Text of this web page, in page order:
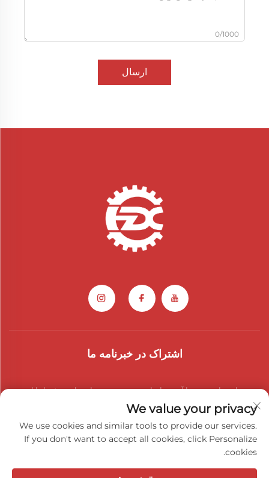
0/1000
ارسال
اشتراک در خبرنامه ما
به خبرنامه ما بپیوندید تا آخرین اخبار صنعت، به‌روزرسانی‌ها و بینش‌ها را از تیم
ما دریافت کنید.
We value your privacy
We use cookies and similar tools to provide our services.
If you don't want to accept all cookies, click Personalize
cookies.